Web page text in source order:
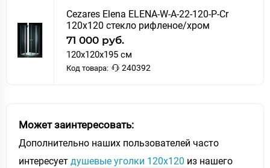
Cezares Elena ELENA-W-A-22-120-P-Cr
120x120 стекло рифленое/хром
71 000 руб.
120x120x195 см
Код товара: 240392
Может заинтересовать:
Дополнительно наших пользователей часто
интересует душевые уголки 120x120 из нашего